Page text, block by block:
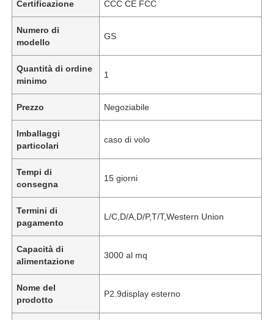
Certificazione CCC CE FCC
Numero di
modello
GS
Quantità di ordine
minimo
1
Prezzo Negoziabile
Imballaggi
particolari
caso di volo
Tempi di
consegna
15 giorni
Termini di
pagamento
L/C,D/A,D/P,T/T,Western Union
Capacità di
alimentazione
3000 al mq
Nome del
prodotto
P2.9display esterno